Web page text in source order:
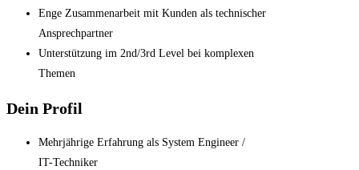
Enge Zusammenarbeit mit Kunden als technischer
Ansprechpartner
Unterstützung im 2nd/3rd Level bei komplexen
Themen
Dein Profil
Mehrjährige Erfahrung als System Engineer /
IT-Techniker